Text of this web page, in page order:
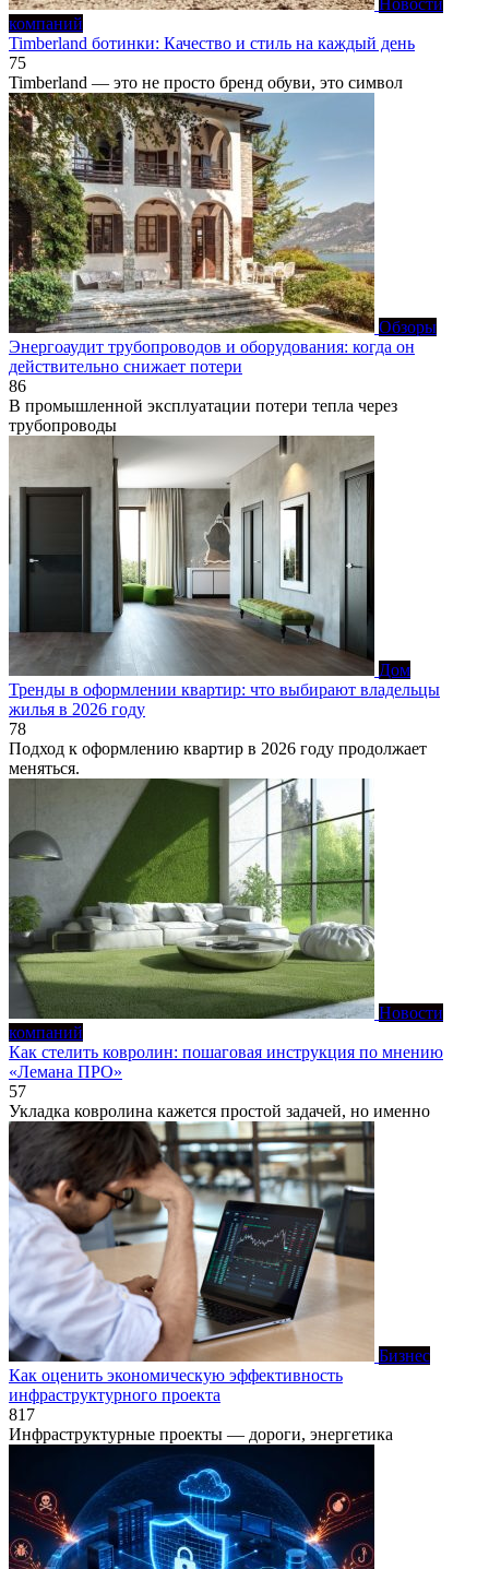
компаний
Timberland ботинки: Качество и стиль на каждый день
75
Timberland — это не просто бренд обуви, это символ
Обзоры
Энергоаудит трубопроводов и оборудования: когда он
действительно снижает потери
86
В промышленной эксплуатации потери тепла через
трубопроводы
Дом
Тренды в оформлении квартир: что выбирают владельцы
жилья в 2026 году
78
Подход к оформлению квартир в 2026 году продолжает
меняться.
Новости
компаний
Как стелить ковролин: пошаговая инструкция по мнению
«Лемана ПРО»
57
Укладка ковролина кажется простой задачей, но именно
Бизнес
Как оценить экономическую эффективность
инфраструктурного проекта
817
Инфраструктурные проекты — дороги, энергетика